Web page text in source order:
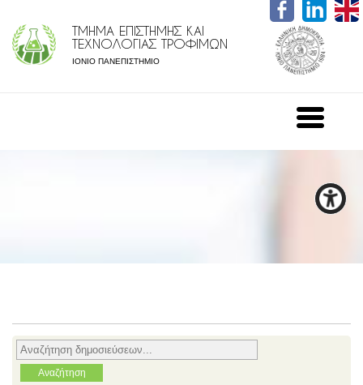
ΤΜΗΜΑ ΕΠΙΣΤΗΜΗΣ ΚΑΙ
ΤΕΧΝΟΛΟΓΙΑΣ ΤΡΟΦΙΜΩΝ
ΙΟΝΙΟ ΠΑΝΕΠΙΣΤΗΜΙΟ